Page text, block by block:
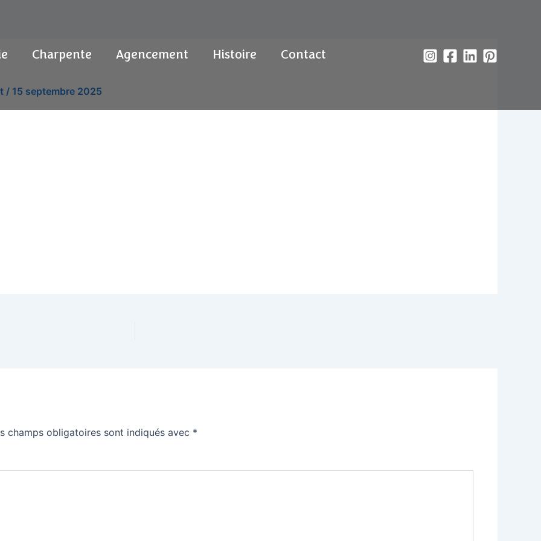
Charpente Agencement Histoire
Contact
/ 15 septembre 2025
champs obligatoires sont indiqués avec *